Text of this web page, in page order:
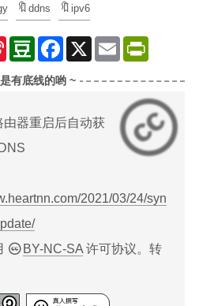
ddns ipv6
S
a
i
b
o
D
o
b
F
e
o
k
X
E
m
i
n
F
r
i
e
n
y
由器重启后自动获
2021/03/24/syn
BY-NC-SA 许可协议。转